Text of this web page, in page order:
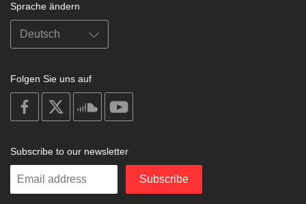
Sprache ändern
Folgen Sie uns auf
on
facebook
soundcloud
Subscribe to our newsletter
Enter
Subscribe